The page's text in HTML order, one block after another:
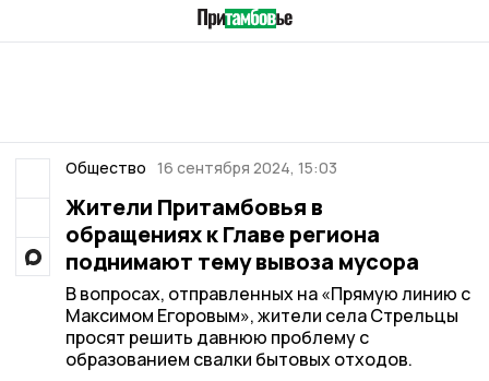
Общество 16 сентября 2024, 15:03
Жители Притамбовья в
обращениях к Главе региона
поднимают тему вывоза мусора
В вопросах, отправленных на «Прямую линию с
Максимом Егоровым», жители села Стрельцы
просят решить давнюю проблему с
образованием свалки бытовых отходов.